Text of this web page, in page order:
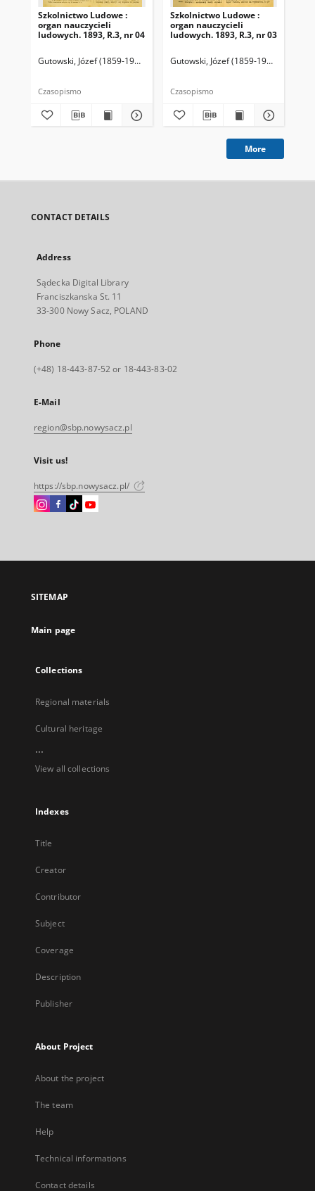
Szkolnictwo Ludowe :
organ nauczycieli
ludowych. 1893, R.3, nr 04
Gutowski, Józef (1859-1916). Redaktor
Czasopismo
Szkolnictwo Ludowe :
organ nauczycieli
ludowych. 1893, R.3, nr 03
Gutowski, Józef (1859-1916).
Czasopismo
More
CONTACT DETAILS
Address
Sądecka Digital Library
Franciszkanska St. 11
33-300 Nowy Sacz, POLAND
Phone
(+48) 18-443-87-52 or 18-443-83-02
E-Mail
region@sbp.nowysacz.pl
Visit us!
https://sbp.nowysacz.pl/
Instagram
open
new
Facebook
open
new
Instagram
open
new
Instagram
open
SITEMAP
Main page
Collections
Regional materials
Cultural heritage
...
View all collections
Indexes
Title
Creator
Contributor
Subject
Coverage
Description
Publisher
About Project
About the project
The team
Help
Technical informations
Contact details